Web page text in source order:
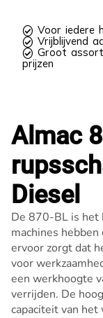
 Voor iedere
 Vrijblijvend
 Groot
prijzen
Almac
Diesel
De 870-BL is het
machines
ervoor zorgt dat
voor
een werkhoogte
verrijden. De
capaciteit van